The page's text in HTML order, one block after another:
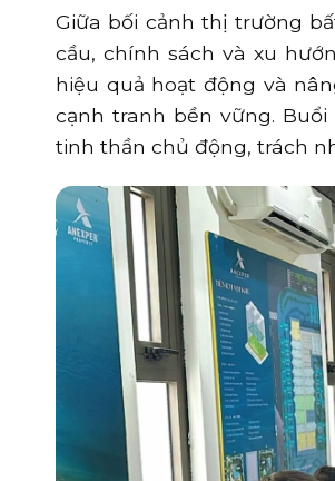
Giữa bối cảnh thị trường
cầu, chính sách và xu
hiệu quả hoạt động và
cạnh tranh bền vững.
tinh thần chủ động, trách